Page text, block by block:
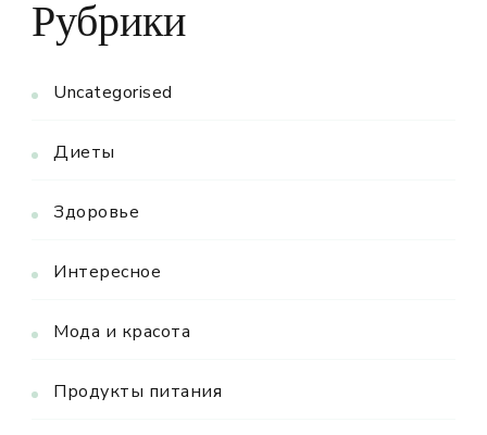
Рубрики
Uncategorised
Диеты
Здоровье
Интересное
Мода и красота
Продукты питания